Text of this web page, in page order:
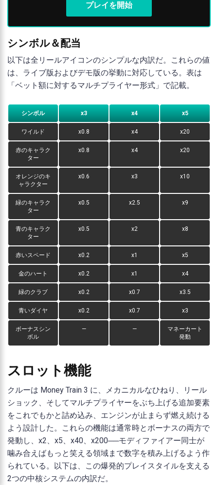
プレイを開始
シンボル＆配当
以下は全リールアイコンのシンプルな内訳だ。これらの値
は、ライブ版およびデモ版の挙動に対応している。表は
「ベット額に対するマルチプライヤー形式」で記載。
シンボル x3 x4 x5
ワイルド x0.8 x4 x20
赤のキャラク
ター
x0.8 x4 x20
オレンジのキ
ャラクター
x0.6 x3 x10
緑のキャラク
ター
x0.5 x2.5 x9
青のキャラク
ター
x0.5 x2 x8
赤いスペード x0.2 x1 x5
金のハート x0.2 x1 x4
緑のクラブ x0.2 x0.7 x3.5
青いダイヤ x0.2 x0.7 x3
ボーナスシン
ボル
— —
マネーカート
発動
スロット機能
クルーは Money Train 3 に、メカニカルなひねり、リール
ショック、そしてマルチプライヤーをぶち上げる追加要素
をこれでもかと詰め込み、エンジンが止まらず燃え続ける
よう設計した。これらの機能は通常時とボーナスの両方で
発動し、x2、x5、x40、x200──モディファイアー同士が
噛み合えばもっと笑える領域まで数字を積み上げるよう作
られている。以下は、この爆発的プレイスタイルを支える
2つの中核システムの内訳だ。